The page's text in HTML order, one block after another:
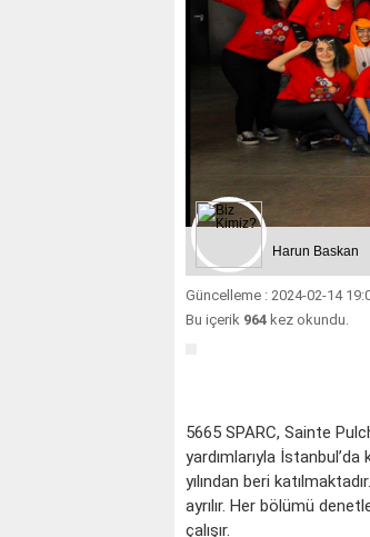
Harun Baskan
Güncelleme : 2024-02-14
Bu içerik 964 kez okundu.
5665 SPARC, Sainte
yardımlarıyla
yılından beri
ayrılır. Her bölümü
çalışır.